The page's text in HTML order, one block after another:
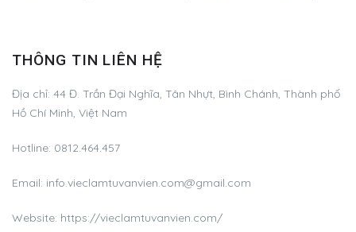
THÔNG TIN LIÊN HỆ
Địa chỉ: 44 Đ. Trần Đại Nghĩa, Tân Nhựt, Bình Chánh, Thành phố
Hồ Chí Minh, Việt Nam
Hotline: 0812.464.457
Email: info.vieclamtuvanvien.com@gmail.com
Website: https://vieclamtuvanvien.com/